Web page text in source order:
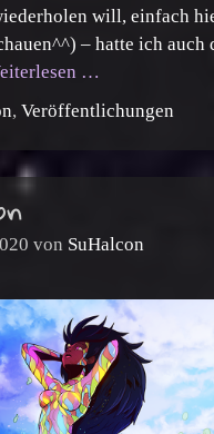
will, einfach
– hatte ich auch
…
,Veröffentlichungen
von SuHalcon